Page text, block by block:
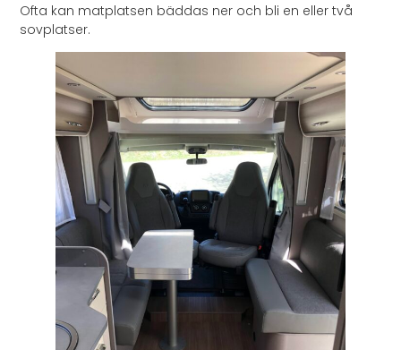
Ofta kan matplatsen bäddas ner och bli en eller två
sovplatser.